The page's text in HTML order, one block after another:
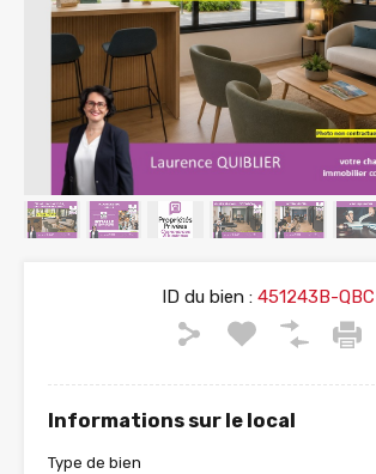
ID du bien : 451243B-QBC
Informations sur le local
Type de bien